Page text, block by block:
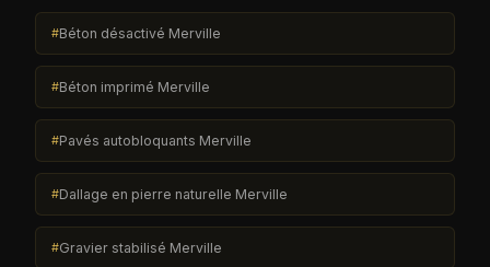
Béton désactivé Merville
Béton imprimé Merville
Pavés autobloquants Merville
Dallage en pierre naturelle Merville
Gravier stabilisé Merville